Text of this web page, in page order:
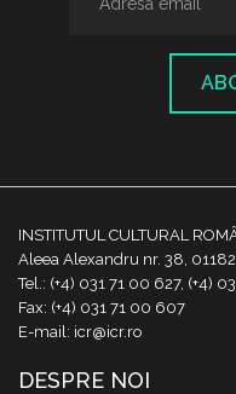
INSTITUTUL CULTURAL
Aleea Alexandru nr. 38,
Tel.: (+4) 031 71 00 627, (+4)
Fax: (+4) 031 71 00 607
E-mail: icr@icr.ro
DESPRE NOI